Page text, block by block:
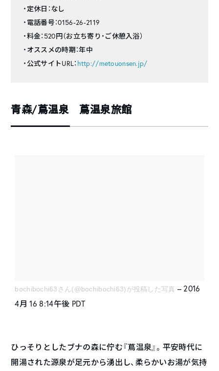
・定休日：なし
・電話番号：0156-26-2119
・料金：520円（お立ち寄り・ご休憩入浴）
・オススメの時期：年中
・公式サイトURL： http://metouonsen.jp/
青森/蔦温泉 蔦温泉旅館
bochibochi63さん(@bochibochi63)が投稿した写真 – 2016
4月 16 8:14午後 PDT
ひっそりとしたブナの森に佇む『蔦温泉』。平安時代に
開湯された源泉が足元から湧出し、柔らかいお湯が気持